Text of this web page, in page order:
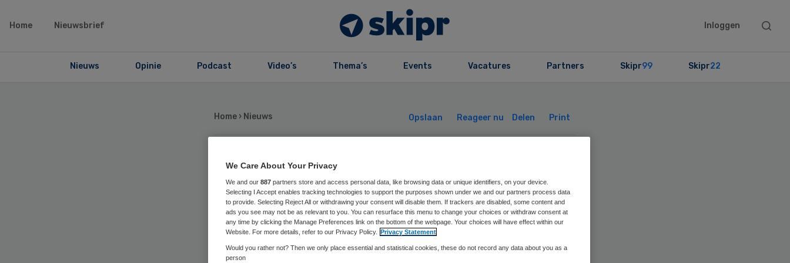
Home Nieuwsbrief Inloggen
Search
Nieuws Opinie Podcast Video’s Thema’s Events Vacatures Partners Skipr99 Skipr22
Home › Nieuws Opslaan Reageer nu Delen Print
Bijna 3000 meldingen
voor pgb-claim
We Care About Your Privacy
We and our 887 partners store and access personal data, like browsing data or unique identifiers, on your device.
Selecting I Accept enables tracking technologies to support the purposes shown under we and our partners process data
to provide. Selecting Reject All or withdrawing your consent will disable them. If trackers are disabled, some content and
ads you see may not be as relevant to you. You can resurface this menu to change your choices or withdraw consent at
any time by clicking the Manage Preferences link on the bottom of the webpage. Your choices will have effect within our
Website. For more details, refer to our Privacy Policy. Privacy Statement
Would you rather not? Then we only place essential and statistical cookies, these do not record any data about you as a
person